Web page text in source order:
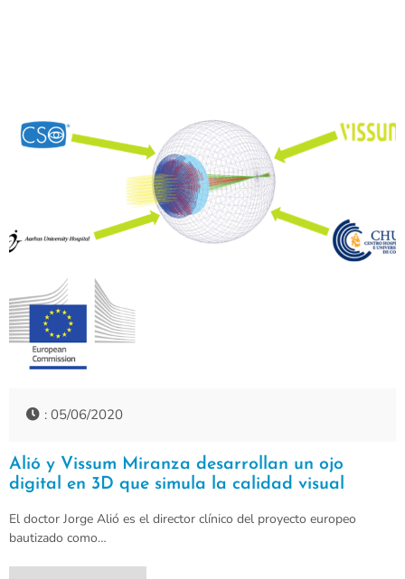
: 05/06/2020
Alió y Vissum Miranza desarrollan un ojo
digital en 3D que simula la calidad visual
El doctor Jorge Alió es el director clínico del proyecto europeo
bautizado como…